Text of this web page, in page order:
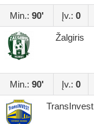
Min.: 90' Įv.: 0
Žalgiris
Min.: 90' Įv.: 0
TransInvest